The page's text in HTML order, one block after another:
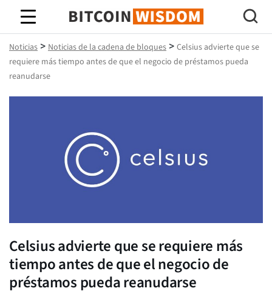
Sabiduría de Bitcoin
Noticias > Noticias de la cadena de bloques > Celsius advierte que se
requiere más tiempo antes de que el negocio de préstamos pueda
reanudarse
Celsius advierte que se requiere más
tiempo antes de que el negocio de
préstamos pueda reanudarse